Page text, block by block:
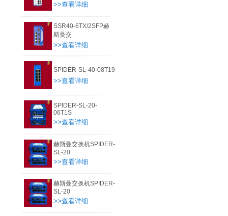
>>查看详细
SSR40-6TX/2SFP赫
斯曼交
>>查看详细
SPIDER-SL-40-08T19
>>查看详细
SPIDER-SL-20-
06T1S
>>查看详细
赫斯曼交换机SPIDER-
SL-20
>>查看详细
赫斯曼交换机SPIDER-
SL-20
>>查看详细